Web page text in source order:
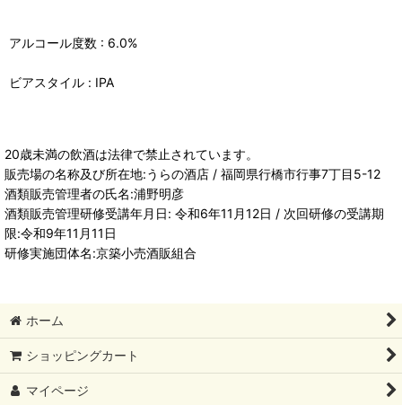
アルコール度数 : 6.0%
ビアスタイル : IPA
20歳未満の飲酒は法律で禁止されています。
販売場の名称及び所在地:うらの酒店 / 福岡県行橋市行事7丁目5-12
酒類販売管理者の氏名:浦野明彦
酒類販売管理研修受講年月日: 令和6年11月12日 / 次回研修の受講期
限:令和9年11月11日
研修実施団体名:京築小売酒販組合
ホーム
ショッピングカート
マイページ